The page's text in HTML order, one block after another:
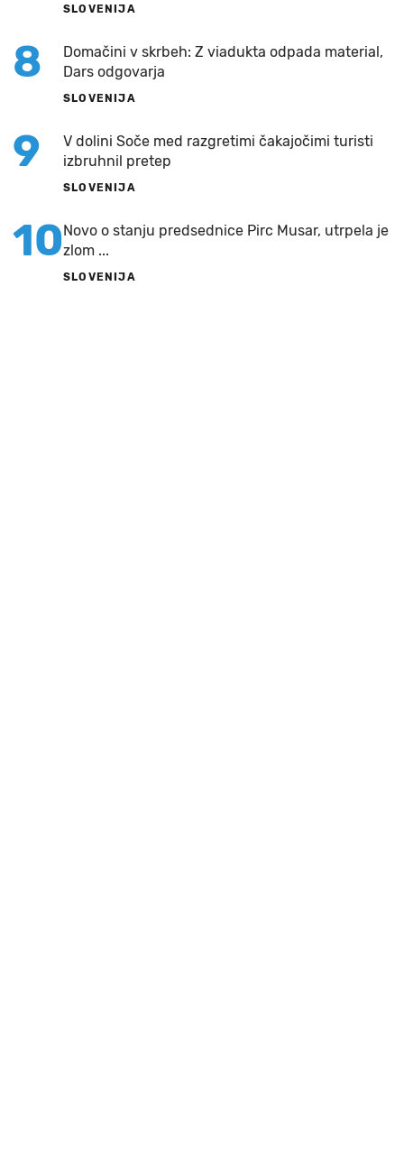
SLOVENIJA
8
Domačini v skrbeh: Z viadukta odpada material,
Dars odgovarja
SLOVENIJA
9
V dolini Soče med razgretimi čakajočimi turisti
izbruhnil pretep
SLOVENIJA
10Novo o stanju predsednice Pirc Musar, utrpela je
zlom ...
SLOVENIJA